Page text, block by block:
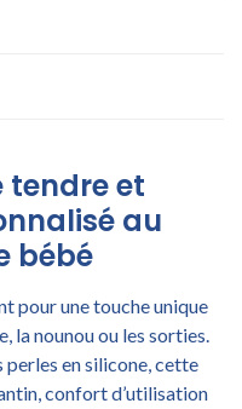
tendre et
au
bébé
pour une touche unique
la nounou ou les sorties.
perles en silicone, cette
confort d’utilisation